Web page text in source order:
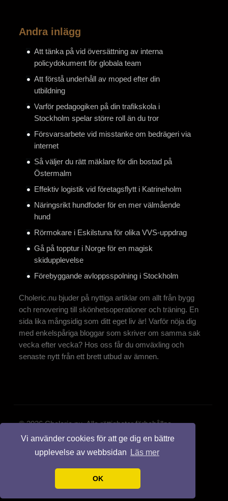
Vi använder cookies för att ge dig en bättre
upplevelse av webbsidan
Läs mer
OK
Andra inlägg
Att tänka på vid översättning av interna
policydokument för globala team
Att förstå underhåll av moped efter din
utbildning
Varför pedagogiken på din trafikskola i
Stockholm spelar större roll än du tror
Försvarsarbete vid misstanke om bedrägeri via
internet
Så väljer du rätt mäklare för din bostad på
Östermalm
Effektiv logistik vid företagsflytt i Katrineholm
Näringsrikt hundfoder för en mer välmående
hund
Rörmokare i Eskilstuna för olika VVS-uppdrag
Gå på topptur i Norge för en magisk
skidupplevelse
Förebyggande avloppsspolning i Stockholm
Choleric.nu bjuder på nyttiga artiklar om allt från bygg
och renovering till skönhetsoperationer och träning. En
sida lika mångsidig som ditt eget liv är! Varför nöja dig
med enkelspåriga bloggar som skriver om samma sak
vecka efter vecka? Hos oss får du omväxling och
senaste nytt från ett brett utbud av ämnen.
© 2026 Choleric.nu. Alla rättigheter förbehållna.